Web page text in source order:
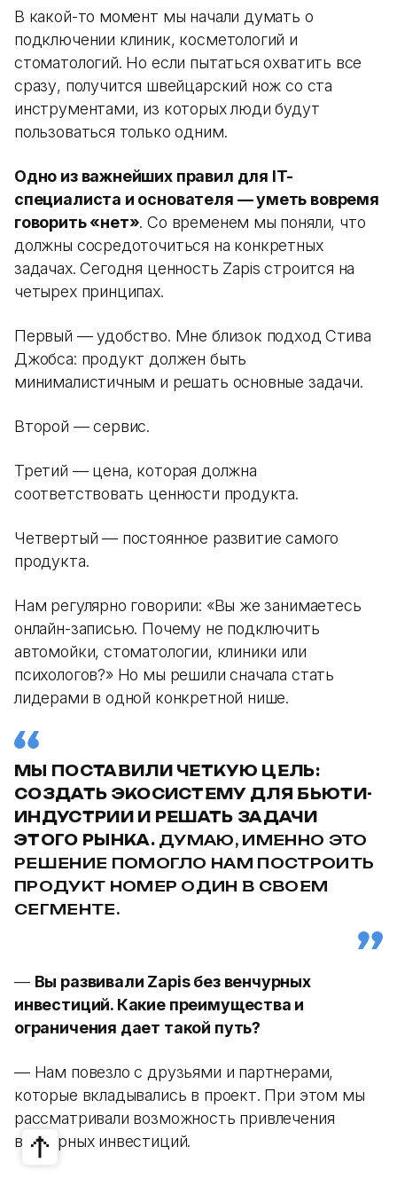
В какой-то момент мы начали думать о
подключении клиник, косметологий и
стоматологий. Но если пытаться охватить все
сразу, получится швейцарский нож со ста
инструментами, из которых люди будут
пользоваться только одним.
Одно из важнейших правил для IT-
специалиста и основателя — уметь вовремя
говорить «нет». Со временем мы поняли, что
должны сосредоточиться на конкретных
задачах. Сегодня ценность Zapis строится на
четырех принципах.
Первый — удобство. Мне близок подход Стива
Джобса: продукт должен быть
минималистичным и решать основные задачи.
Второй — сервис.
Третий — цена, которая должна
соответствовать ценности продукта.
Четвертый — постоянное развитие самого
продукта.
Нам регулярно говорили: «Вы же занимаетесь
онлайн-записью. Почему не подключить
автомойки, стоматологии, клиники или
психологов?» Но мы решили сначала стать
лидерами в одной конкретной нише.
МЫ ПОСТАВИЛИ ЧЕТКУЮ ЦЕЛЬ:
СОЗДАТЬ ЭКОСИСТЕМУ ДЛЯ БЬЮТИ-
ИНДУСТРИИ И РЕШАТЬ ЗАДАЧИ
ЭТОГО РЫНКА. ДУМАЮ, ИМЕННО ЭТО
РЕШЕНИЕ ПОМОГЛО НАМ ПОСТРОИТЬ
ПРОДУКТ НОМЕР ОДИН В СВОЕМ
СЕГМЕНТЕ.
— Вы развивали Zapis без венчурных
инвестиций. Какие преимущества и
ограничения дает такой путь?
— Нам повезло с друзьями и партнерами,
которые вкладывались в проект. При этом мы
рассматривали возможность привлечения
венчурных инвестиций.